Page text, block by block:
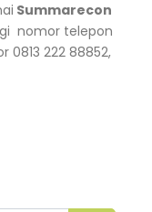
Summarecon
nomor telepon
0813 222 88852,